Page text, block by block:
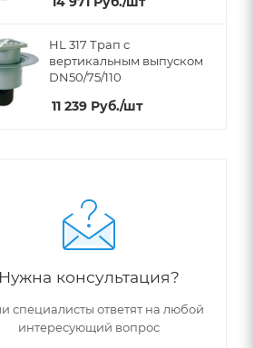
Hope
750L
HL 317 Трап с
вертикальным выпуском
DN50/75/110
11 239 Руб./шт
Нужна консультация?
специалисты ответят на любой
интересующий вопрос